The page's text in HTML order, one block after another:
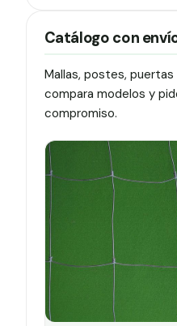
Catálogo con
Mallas, postes,
compara modelos y
compromiso.